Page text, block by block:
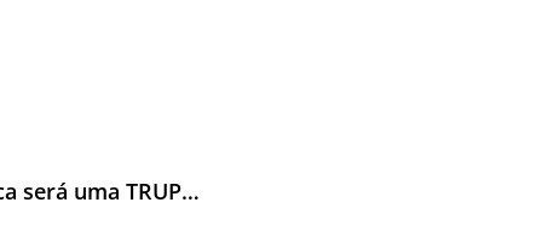
será uma TRUP…